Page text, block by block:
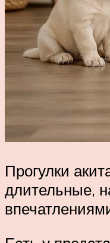
Прогулки
длительные,